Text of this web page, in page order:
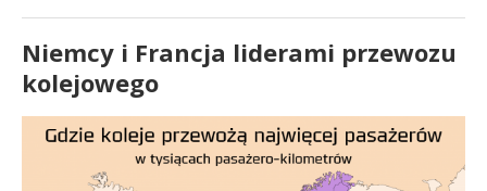
Niemcy i Francja liderami przewozu
kolejowego